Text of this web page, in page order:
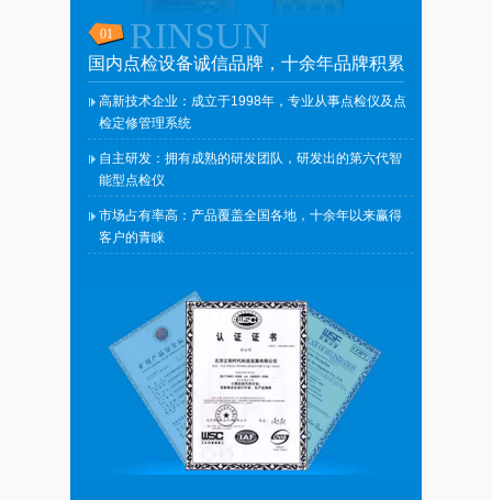
RINSUN
国内点检设备诚信品牌，十余年品牌积累
高新技术企业：成立于1998年，专业从事点检仪及点
检定修管理系统
自主研发：拥有成熟的研发团队，研发出的第六代智
能型点检仪
市场占有率高：产品覆盖全国各地，十余年以来赢得
客户的青睐